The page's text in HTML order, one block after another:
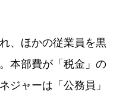
、ほかの従業員を黒
本部費が「税金」の
ジャーは「公務員」